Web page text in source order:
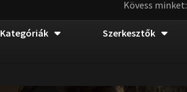
Kövess minket:
Kategóriák Szerkesztők